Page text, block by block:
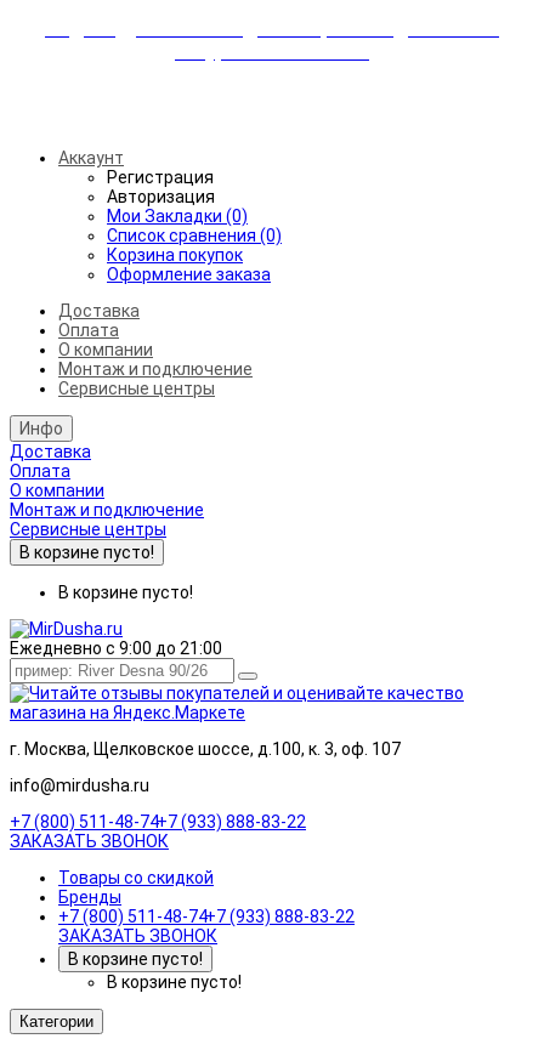
Аккаунт
Регистрация
Авторизация
Мои Закладки (0)
Список сравнения (0)
Корзина покупок
Оформление заказа
Доставка
Оплата
О компании
Монтаж и подключение
Сервисные центры
Инфо
Доставка
Оплата
О компании
Монтаж и подключение
Сервисные центры
В корзине пусто!
В корзине пусто!
Ежедневно с 9:00 до 21:00
г. Москва, Щелковское шоссе, д.100, к. 3, оф. 107
info@mirdusha.ru
+7 (800) 511-48-74+7 (933) 888-83-22
ЗАКАЗАТЬ ЗВОНОК
Товары со скидкой
Бренды
+7 (800) 511-48-74+7 (933) 888-83-22
ЗАКАЗАТЬ ЗВОНОК
В корзине пусто!
В корзине пусто!
Категории